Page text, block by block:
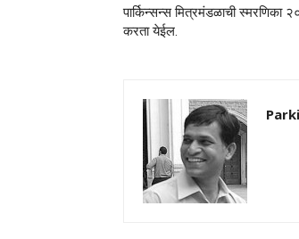
पार्किन्सन्स मित्रमंडळाची
करता येईल.